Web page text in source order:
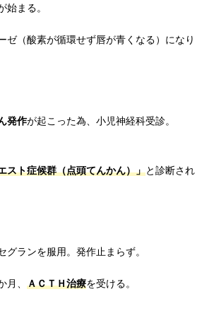
始まる。
ゼ（酸素が循環せず唇が青くなる）になり
発作が起こった為、小児神経科受診。
スト症候群（点頭てんかん）」と診断され
グランを服用。発作止まらず。
、 ＡＣＴＨ治療を受ける。